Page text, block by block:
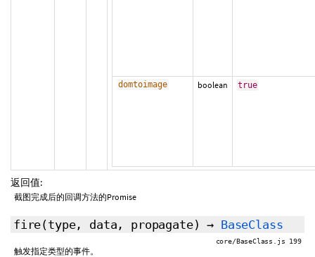
domtoimage boolean true
返回值:
截图完成后的回调方法的Promise
fire(type, data , propagate) → BaseClass
core/BaseClass.js 199
触发指定类型的事件。